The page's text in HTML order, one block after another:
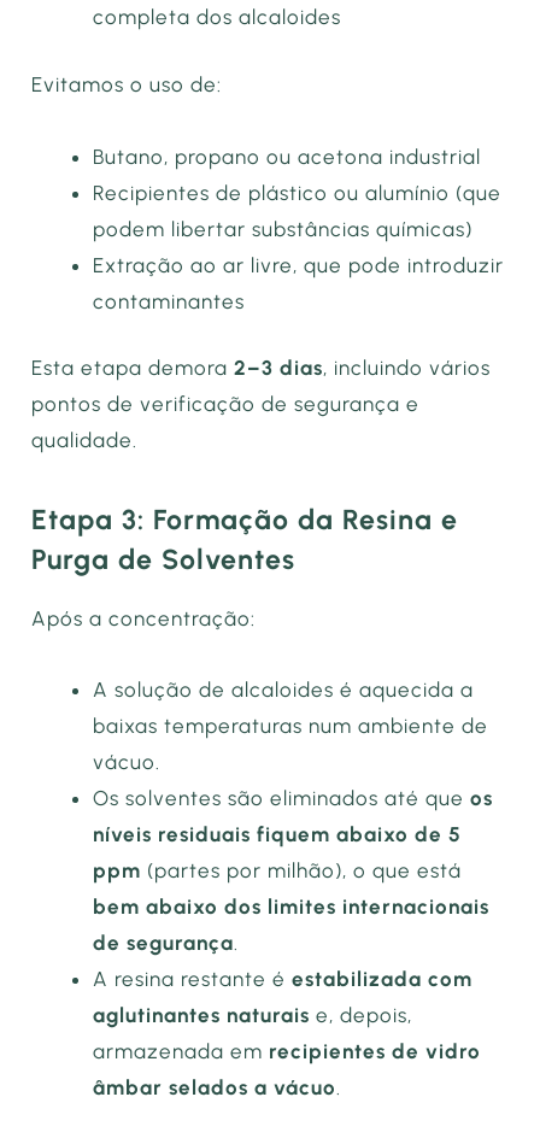
completa dos alcaloides
Evitamos o uso de:
Butano, propano ou acetona industrial
Recipientes de plástico ou alumínio (que
podem libertar substâncias químicas)
Extração ao ar livre, que pode introduzir
contaminantes
Esta etapa demora2–3 dias, incluindo vários
pontos de verificação de segurança e
qualidade.
Etapa 3: Formação da Resina e
Purga de Solventes
Após a concentração:
A solução de alcaloides é aquecida a
baixas temperaturas num ambiente de
vácuo.
Os solventes são eliminados até queos
níveis residuais fiquem abaixo de 5
ppm (partes por milhão), o que está
bem abaixo dos limites internacionais
de segurança.
A resina restante éestabilizada com
aglutinantes naturais e, depois,
armazenada em recipientes de vidro
âmbar selados a vácuo.